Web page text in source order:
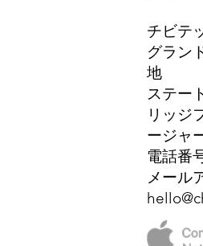
チビテ
グラン
地
ステー
リッジ
ージャ
電話番
メール